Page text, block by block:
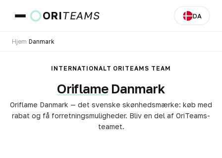
ORITEAMS DA
GÅ
Hjem Danmark
INTERNATIONALT ORITEAMS TEAM
OriflameDanmark
Oriflame Danmark — det svenske skønhedsmærke: køb med
rabat og få forretningsmuligheder. Bliv en del af OriTeams-
teamet.